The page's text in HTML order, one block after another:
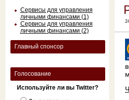
Сервисы для управления
личными финансами (1)
Сервисы для управления
личными финансами (2)
Главный спонсор
Голосование
Используйте ли вы Twitter?